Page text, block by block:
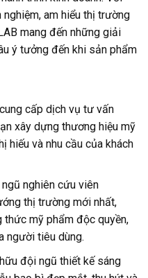
am hiểu thị trường
mang đến những giải
ý tưởng đến khi sản phẩm
cấp dịch vụ tư vấn
xây dựng thương hiệu mỹ
hiếu và nhu cầu của khách
nghiên cứu viên
thị trường mới nhất,
thức mỹ phẩm độc quyền,
người tiêu dùng.
đội ngũ thiết kế sáng